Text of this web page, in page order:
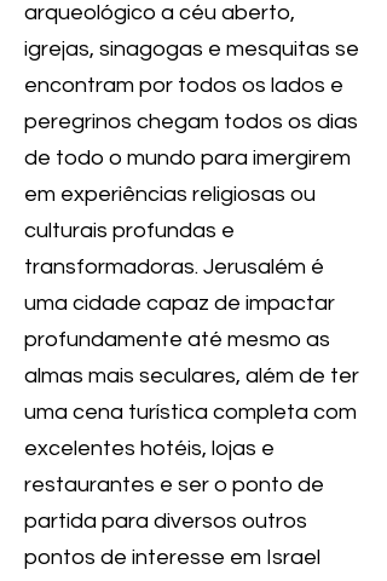
arqueológico a céu aberto,
igrejas, sinagogas e mesquitas se
encontram por todos os lados e
peregrinos chegam todos os dias
de todo o mundo para imergirem
em experiências religiosas ou
culturais profundas e
transformadoras. Jerusalém é
uma cidade capaz de impactar
profundamente até mesmo as
almas mais seculares, além de ter
uma cena turística completa com
excelentes hotéis, lojas e
restaurantes e ser o ponto de
partida para diversos outros
pontos de interesse em Israel